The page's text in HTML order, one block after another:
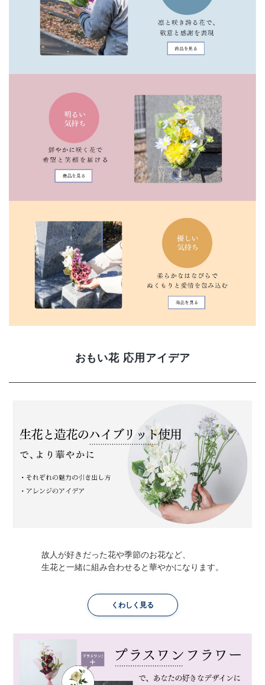
おもい花 応用アイデア
故人が好きだった花や季節のお花など、
生花と一緒に組み合わせると華やかになります。
くわしく見る